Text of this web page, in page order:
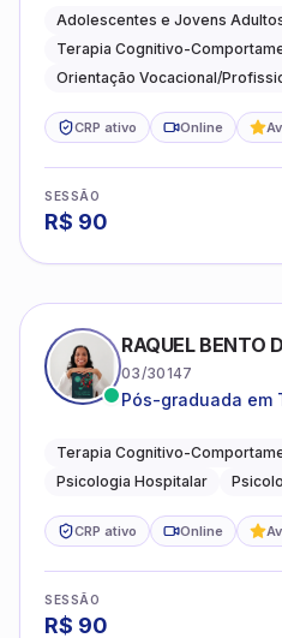
autoestima,
profissional
Adolescentes e Jovens
Terapia Cognitivo-
Orientação Vocacional/
CRP ativo Online
SESSÃO
R$ 90
RAQUEL BENTO
03/30147
Pós-graduada em
Terapia Cognitivo-
Psicologia Hospitalar
CRP ativo Online
SESSÃO
R$ 90